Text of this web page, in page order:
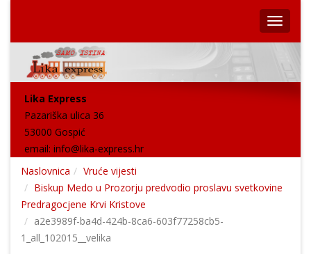
Lika Express
Pazariška ulica 36
53000 Gospić
email: info@lika-express.hr
Naslovnica
Vruće vijesti
Biskup Medo u Prozorju predvodio proslavu svetkovine
Predragocjene Krvi Kristove
a2e3989f-ba4d-424b-8ca6-603f77258cb5-
1_all_102015__velika